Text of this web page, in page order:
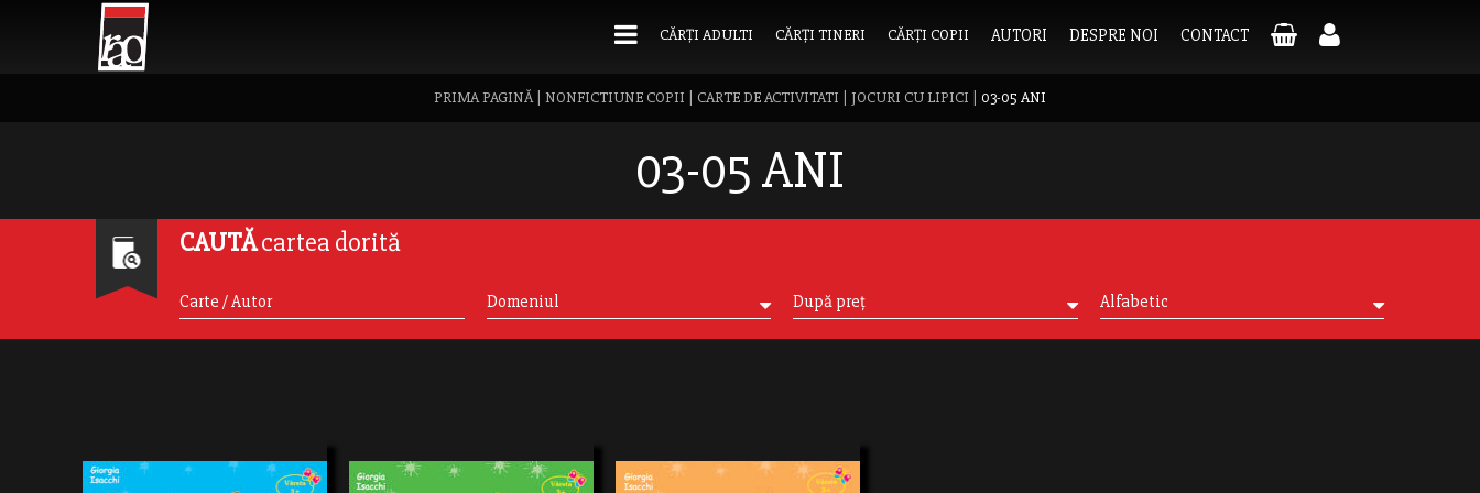
CĂRȚI ADULTI CĂRȚI TINERI CĂRȚI COPII AUTORI DESPRE NOI CONTACT
PRIMA PAGINĂ| NONFICTIUNE COPII CARTE DE ACTIVITATI JOCURI CU LIPICI 03-05 ANI
03-05 ANI
CAUTĂcartea dorită
Domeniul După preț Alfabetic